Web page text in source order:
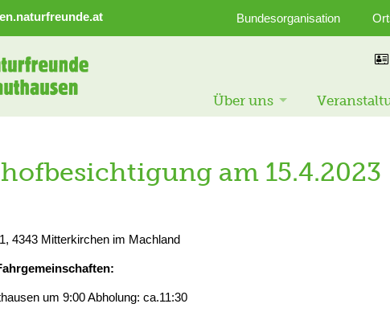
Bundesorganisation
Über uns
am 15.4.2023
4343 Mitterkirchen im Machland
um 9:00 Abholung: ca.11:30